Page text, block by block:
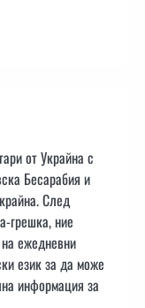
от Украйна с
Бесарабия и
След
грешка, ние
ежедневни
език за да може
информация за